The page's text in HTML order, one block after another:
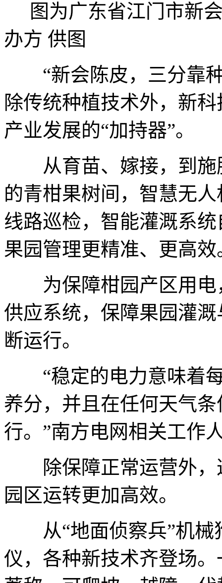
图为广东省江门市新
办方 供图
“新会陈皮，三分靠种
除传统种植技术外，新
产业发展的“加持器”。
从育苗、嫁接，到施
的青柑果树间，智慧无
线路巡检，智能灌溉系
果园管理更精准、更高效
为保障柑园产区用电
供应系统，保障果园灌
断运行。
“稳定的电力意味着每
养分，并且在任何天气
行。”南方电网相关工作
除保障正常运营外，
园区运转更加高效。
从“地面侦察兵”机械
仪，各种新技术齐登场